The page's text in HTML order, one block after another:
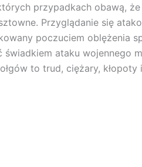
przypadkach obawą,
Przyglądanie się
poczuciem oblężenia
ataku wojennego
to trud, ciężary, kłopoty